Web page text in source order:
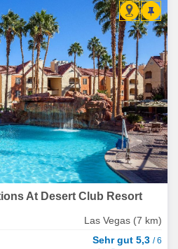
At Desert Club Resort
Las Vegas (7 km)
Sehr gut 5,3 / 6